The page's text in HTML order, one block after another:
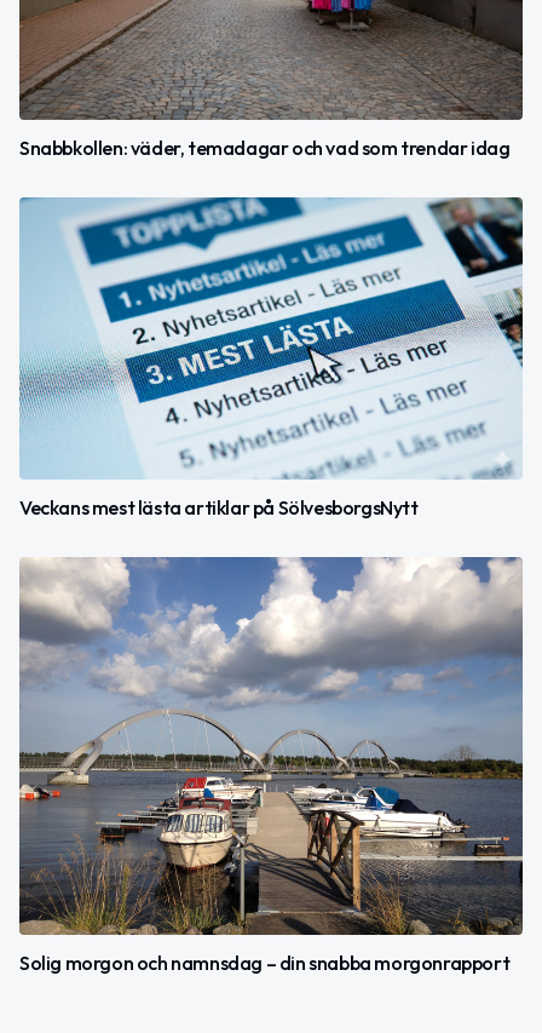
Snabbkollen: väder, temadagar och vad som trendar idag
Veckans mest lästa artiklar på SölvesborgsNytt
Solig morgon och namnsdag – din snabba morgonrapport